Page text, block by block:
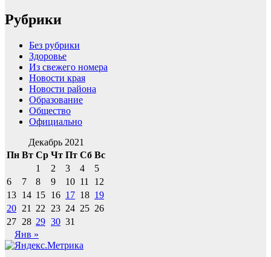
Рубрики
Без рубрики
Здоровье
Из свежего номера
Новости края
Новости района
Образование
Общество
Официально
Декабрь 2021
Пн Вт Ср Чт Пт Сб Вс
1
2 3 4
5
6
7 8 9 10 11
12
13 14 15 16 17 18 19
20 21 22 23 24 25 26
27 28 29 30 31
Янв »